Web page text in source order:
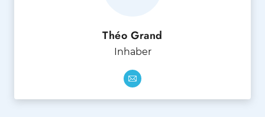
Théo Grand
Inhaber